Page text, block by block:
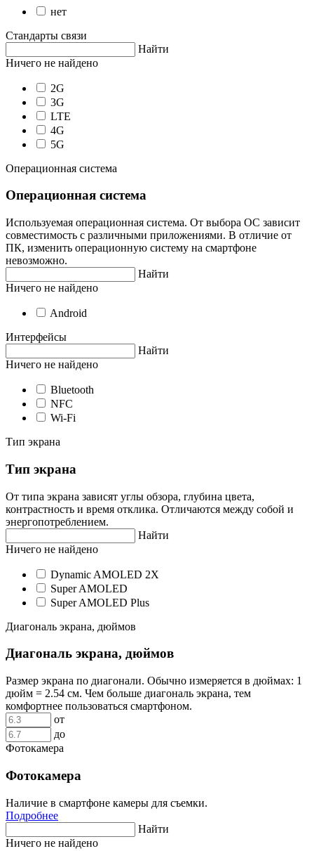
нет
Стандарты связи
Найти
Ничего не найдено
2G
3G
LTE
4G
5G
Операционная система
Операционная система
Используемая операционная система. От выбора ОС зависит
совместимость с различными приложениями. В отличие от
ПК, изменить операционную систему на смартфоне
невозможно.
Найти
Ничего не найдено
Android
Интерфейсы
Найти
Ничего не найдено
Bluetooth
NFC
Wi-Fi
Тип экрана
Тип экрана
От типа экрана зависят углы обзора, глубина цвета,
контрастность и время отклика. Отличаются между собой и
энергопотреблением.
Найти
Ничего не найдено
Dynamic AMOLED 2X
Super AMOLED
Super AMOLED Plus
Диагональ экрана, дюймов
Диагональ экрана, дюймов
Размер экрана по диагонали. Обычно измеряется в дюймах: 1
дюйм = 2.54 см. Чем больше диагональ экрана, тем
комфортнее пользоваться смартфоном.
от
до
Фотокамера
Фотокамера
Наличие в смартфоне камеры для съемки.
Подробнее
Найти
Ничего не найдено